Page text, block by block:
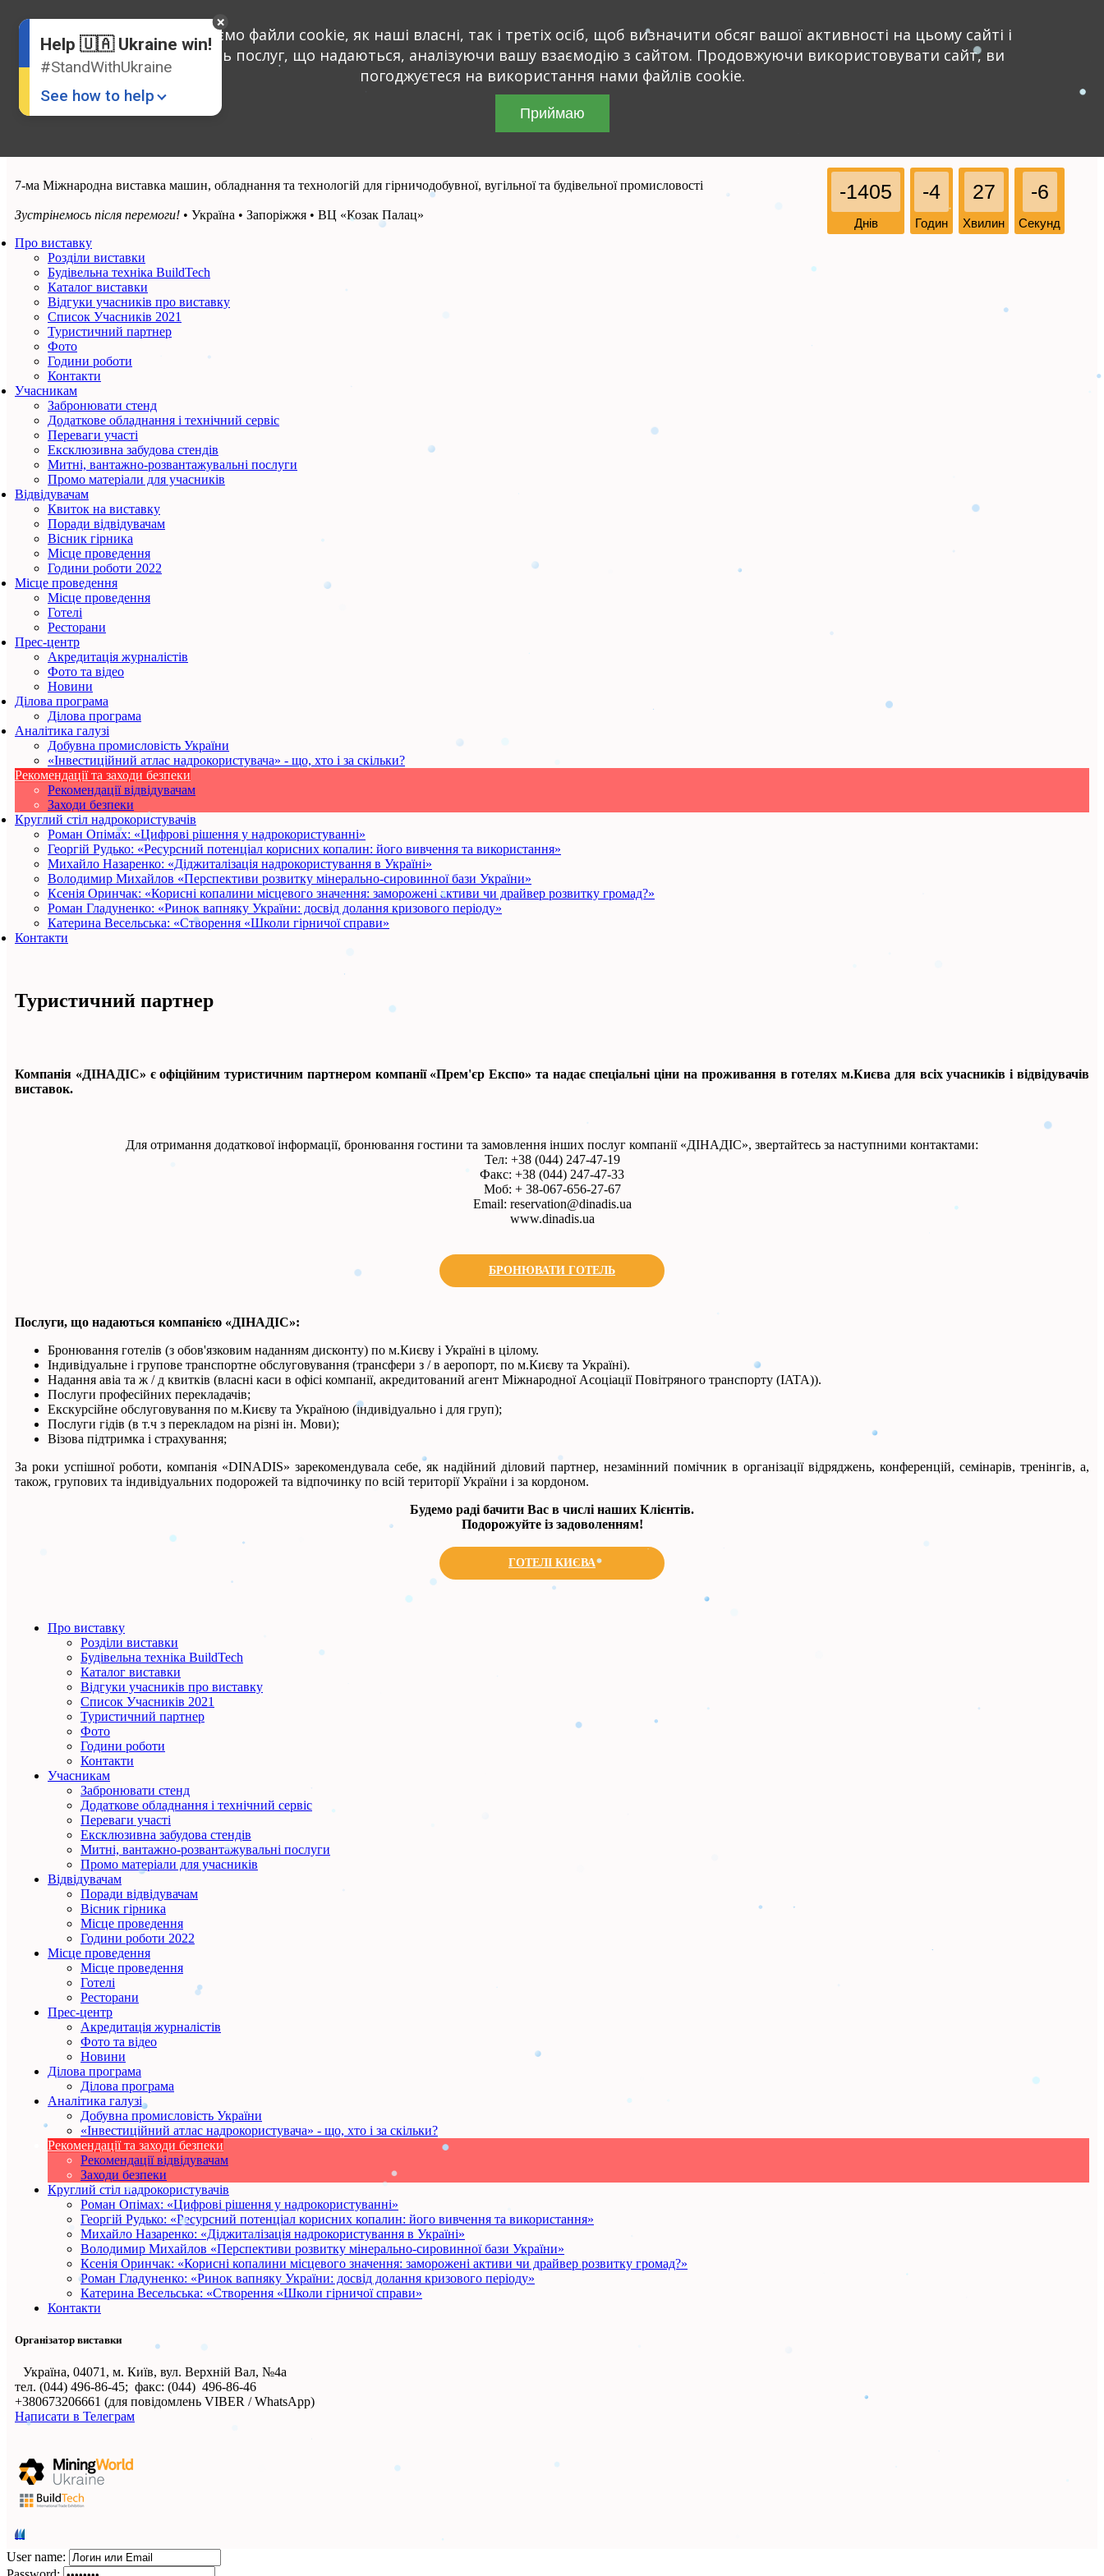
English
Russian
Ukrainian
-1405
Днів
-4
Годин
27
Хвилин
-6
Секунд
7-ма Міжнародна виставка машин, обладнання та технологій для гірничодобувної, вугільної та будівельної промисловості
Зустрінемось після перемоги! • Україна • Запоріжжя • ВЦ «Козак Палац»
Про виставку
Розділи виставки
Будівельна техніка BuildTech
Каталог виставки
Відгуки учасників про виставку
Список Учасників 2021
Туристичний партнер
Фото
Години роботи
Контакти
Учасникам
Забронювати стенд
Додаткове обладнання і технічний сервіс
Переваги участі
Ексклюзивна забудова стендів
Митні, вантажно-розвантажувальні послуги
Промо матеріали для учасників
Відвідувачам
Квиток на виставку
Поради відвідувачам
Вісник гірника
Місце проведення
Години роботи 2022
Місце проведення
Місце проведення
Готелі
Ресторани
Прес-центр
Акредитація журналістів
Фото та відео
Новини
Ділова програма
Ділова програма
Аналітика галузі
Добувна промисловість України
«Інвестиційний атлас надрокористувача» - що, хто і за скільки?
Рекомендації та заходи безпеки
Рекомендації відвідувачам
Заходи безпеки
Круглий стіл надрокористувачів
Роман Опімах: «Цифрові рішення у надрокористуванні»
Георгій Рудько: «Ресурсний потенціал корисних копалин: його вивчення та використання»
Михайло Назаренко: «Діджиталізація надрокористування в Україні»
Володимир Михайлов «Перспективи розвитку мінерально-сировинної бази України»
Ксенія Оринчак: «Корисні копалини місцевого значення: заморожені активи чи драйвер розвитку громад?»
Роман Гладуненко: «Ринок вапняку України: досвід долання кризового періоду»
Катерина Весельська: «Створення «Школи гірничої справи»
Контакти
Туристичний партнер
Компанія «ДІНАДІС» є офіційним туристичним партнером компанії «Прем'єр Експо» та надає спеціальні ціни на проживання в готелях м.Києва для всіх учасників і відвідувачів
виставок.
Для отримання додаткової інформації, бронювання гостини та замовлення інших послуг компанії «ДІНАДІС», звертайтесь за наступними контактами:
Тел: +38 (044) 247-47-19
Факс: +38 (044) 247-47-33
Моб: + 38-067-656-27-67
Email: reservation@dinadis.ua
www.dinadis.ua
БРОНЮВАТИ ГОТЕЛЬ
Послуги, що надаються компанією «ДІНАДІС»:
Бронювання готелів (з обов'язковим наданням дисконту) по м.Києву і Україні в цілому.
Індивідуальне і групове транспортне обслуговування (трансфери з / в аеропорт, по м.Києву та Україні).
Надання авіа та ж / д квитків (власні каси в офісі компанії, акредитований агент Міжнародної Асоціації Повітряного транспорту (ІATA)).
Послуги професійних перекладачів;
Екскурсійне обслуговування по м.Києву та Україною (індивідуально і для груп);
Послуги гідів (в т.ч з перекладом на різні ін. Мови);
Візова підтримка і страхування;
За роки успішної роботи, компанія «DINADIS» зарекомендувала себе, як надійний діловий партнер, незамінний помічник в організації відряджень, конференцій, семінарів, тренінгів, а,
також, групових та індивідуальних подорожей та відпочинку по всій території України і за кордоном.
Будемо раді бачити Вас в числі наших Клієнтів.
Подорожуйте із задоволенням!
ГОТЕЛІ КИЄВА
Про виставку
Розділи виставки
Будівельна техніка BuildTech
Каталог виставки
Відгуки учасників про виставку
Список Учасників 2021
Туристичний партнер
Фото
Години роботи
Контакти
Учасникам
Забронювати стенд
Додаткове обладнання і технічний сервіс
Переваги участі
Ексклюзивна забудова стендів
Митні, вантажно-розвантажувальні послуги
Промо матеріали для учасників
Відвідувачам
Поради відвідувачам
Вісник гірника
Місце проведення
Години роботи 2022
Місце проведення
Місце проведення
Готелі
Ресторани
Прес-центр
Акредитація журналістів
Фото та відео
Новини
Ділова програма
Ділова програма
Аналітика галузі
Добувна промисловість України
«Інвестиційний атлас надрокористувача» - що, хто і за скільки?
Рекомендації та заходи безпеки
Рекомендації відвідувачам
Заходи безпеки
Круглий стіл надрокористувачів
Роман Опімах: «Цифрові рішення у надрокористуванні»
Георгій Рудько: «Ресурсний потенціал корисних копалин: його вивчення та використання»
Михайло Назаренко: «Діджиталізація надрокористування в Україні»
Володимир Михайлов «Перспективи розвитку мінерально-сировинної бази України»
Ксенія Оринчак: «Корисні копалини місцевого значення: заморожені активи чи драйвер розвитку громад?»
Роман Гладуненко: «Ринок вапняку України: досвід долання кризового періоду»
Катерина Весельська: «Створення «Школи гірничої справи»
Контакти
Організатор виставки
Україна, 04071, м. Київ, вул. Верхній Вал, №4а
тел. (044) 496-86-45; факс: (044) 496-86-46
+380673206661 (для повідомлень VIBER / WhatsApp)
Написати в Телеграм
User name:
Help 🇺🇦 Ukraine win!
#StandWithUkraine
See how to help
Donate
Support Ukraine
Share this widget
Ми використовуємо файли cookie, як наші власні, так і третіх осіб, щоб визначити обсяг вашої активності на цьому сайті і
поліпшити якість послуг, що надаються, аналізуючи вашу взаємодію з сайтом. Продовжуючи використовувати сайт, ви
погоджуєтеся на використання нами файлів cookie.
Приймаю